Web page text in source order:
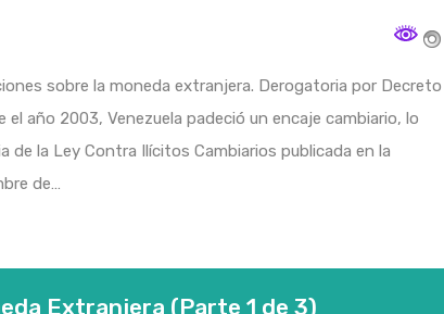
sobre la moneda extranjera. Derogatoria por Decreto
año 2003, Venezuela padeció un encaje cambiario, lo
la Ley Contra Ilícitos Cambiarios publicada en la
de…
Extranjera (Parte 1 de 3)